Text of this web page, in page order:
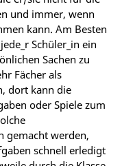
und immer, wenn
kann. Am Besten
Schüler_in ein
Sachen zu
Fächer als
dort kann die
oder Spiele zum
gemacht werden,
schnell erledigt